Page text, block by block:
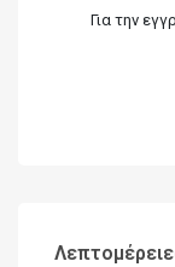
Για την